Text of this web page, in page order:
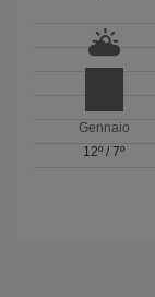
Gennaio
12º /7º